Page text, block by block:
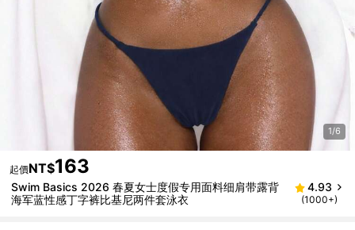
1/6
起價NT$163
Swim Basics 2026 春夏女士度假专用面料细肩带露背
海军蓝性感丁字裤比基尼两件套泳衣
4.93
(1000+)